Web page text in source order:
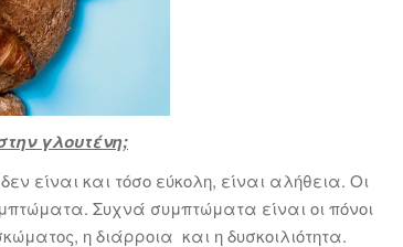
γλουτένη;
είναι και τόσο εύκολη, είναι αλήθεια. Οι
Συχνά συμπτώματα είναι οι πόνοι
η διάρροια και η δυσκοιλιότητα.